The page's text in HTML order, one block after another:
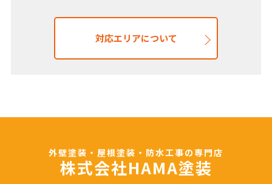
対応エリアについて
外壁塗装・屋根塗装・防水工事の専門店
株式会社HAMA塗装